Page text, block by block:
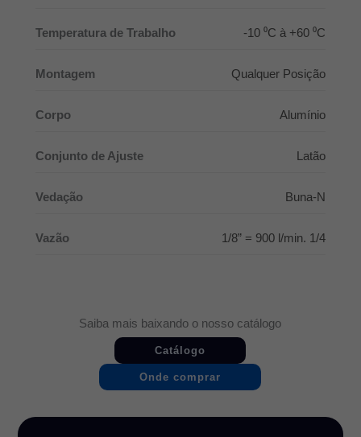
Temperatura de Trabalho -10 ⁰C à +60 ⁰C
Montagem Qualquer Posição
Corpo Alumínio
Conjunto de Ajuste Latão
Vedação Buna-N
Vazão 1/8” = 900 l/min. 1/4
Saiba mais baixando o nosso catálogo
Catálogo
Onde comprar